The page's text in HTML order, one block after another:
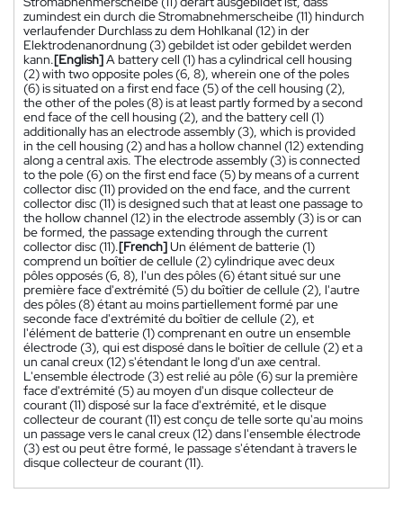
zumindest ein durch die Stromabnehmerscheibe (11) hindurch
verlaufender Durchlass zu dem Hohlkanal (12) in der
Elektrodenanordnung (3) gebildet ist oder gebildet werden
kann.[English]A battery cell (1) has a cylindrical cell housing
(2) with two opposite poles (6, 8), wherein one of the poles
(6) is situated on a first end face (5) of the cell housing (2),
the other of the poles (8) is at least partly formed by a second
end face of the cell housing (2), and the battery cell (1)
additionally has an electrode assembly (3), which is provided
in the cell housing (2) and has a hollow channel (12) extending
along a central axis. The electrode assembly (3) is connected
to the pole (6) on the first end face (5) by means of a current
collector disc (11) provided on the end face, and the current
collector disc (11) is designed such that at least one passage to
the hollow channel (12) in the electrode assembly (3) is or can
be formed, the passage extending through the current
collector disc (11).[French]Un élément de batterie (1)
comprend un boîtier de cellule (2) cylindrique avec deux
pôles opposés (6, 8), l'un des pôles (6) étant situé sur une
première face d'extrémité (5) du boîtier de cellule (2), l'autre
des pôles (8) étant au moins partiellement formé par une
seconde face d'extrémité du boîtier de cellule (2), et
l'élément de batterie (1) comprenant en outre un ensemble
électrode (3), qui est disposé dans le boîtier de cellule (2) et a
un canal creux (12) s'étendant le long d'un axe central.
L'ensemble électrode (3) est relié au pôle (6) sur la première
face d'extrémité (5) au moyen d'un disque collecteur de
courant (11) disposé sur la face d'extrémité, et le disque
collecteur de courant (11) est conçu de telle sorte qu'au moins
un passage vers le canal creux (12) dans l'ensemble électrode
(3) est ou peut être formé, le passage s'étendant à travers le
disque collecteur de courant (11).